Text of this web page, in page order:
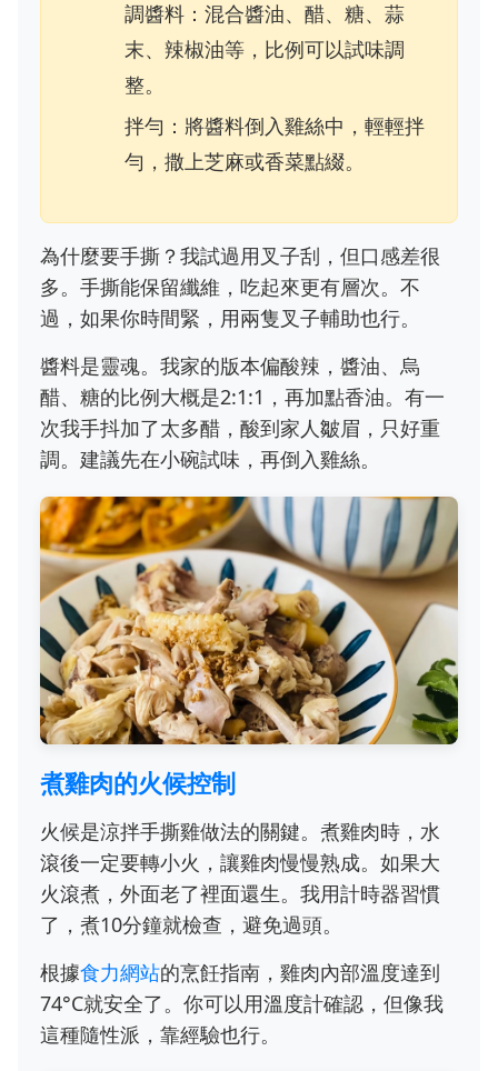
調醬料：混合醬油、醋、糖、蒜
末、辣椒油等，比例可以試味調
整。
拌勻：將醬料倒入雞絲中，輕輕拌
勻，撒上芝麻或香菜點綴。
為什麼要手撕？我試過用叉子刮，但口感差很
多。手撕能保留纖維，吃起來更有層次。不
過，如果你時間緊，用兩隻叉子輔助也行。
醬料是靈魂。我家的版本偏酸辣，醬油、烏
醋、糖的比例大概是2:1:1，再加點香油。有一
次我手抖加了太多醋，酸到家人皺眉，只好重
調。建議先在小碗試味，再倒入雞絲。
煮雞肉的火候控制
火候是涼拌手撕雞做法的關鍵。煮雞肉時，水
滾後一定要轉小火，讓雞肉慢慢熟成。如果大
火滾煮，外面老了裡面還生。我用計時器習慣
了，煮10分鐘就檢查，避免過頭。
根據食力網站的烹飪指南，雞肉內部溫度達到
74°C就安全了。你可以用溫度計確認，但像我
這種隨性派，靠經驗也行。